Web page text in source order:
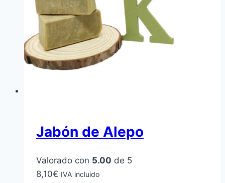
Jabón de Alepo
Valorado con 5.00 de 5
8,10€ IVA incluido